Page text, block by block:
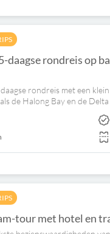
daagse rondreis op
rondreis met een
de Halong Bay en de
tour met hotel en